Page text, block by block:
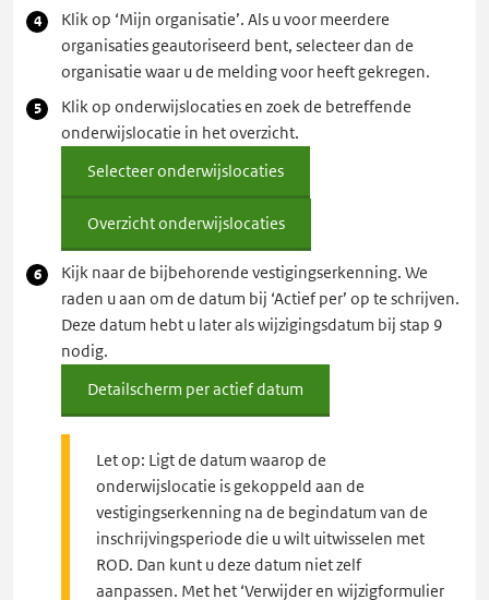
Klik op ‘Mijn organisatie’. Als u voor meerdere
organisaties geautoriseerd bent, selecteer dan de
organisatie waar u de melding voor heeft gekregen.
Klik op onderwijslocaties en zoek de betreffende
onderwijslocatie in het overzicht.
Selecteer onderwijslocaties
Overzicht onderwijslocaties
Kijk naar de bijbehorende vestigingserkenning. We
raden u aan om de datum bij ‘Actief per’ op te schrijven.
Deze datum hebt u later als wijzigingsdatum bij stap 9
nodig.
Detailscherm per actief datum
Let op: Ligt de datum waarop de
onderwijslocatie is gekoppeld aan de
vestigingserkenning na de begindatum van de
inschrijvingsperiode die u wilt uitwisselen met
ROD. Dan kunt u deze datum niet zelf
aanpassen. Met het ‘Verwijder en wijzigformulier